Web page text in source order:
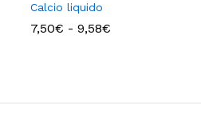
Calcio liquido
7,50€ - 9,58€
9,58€